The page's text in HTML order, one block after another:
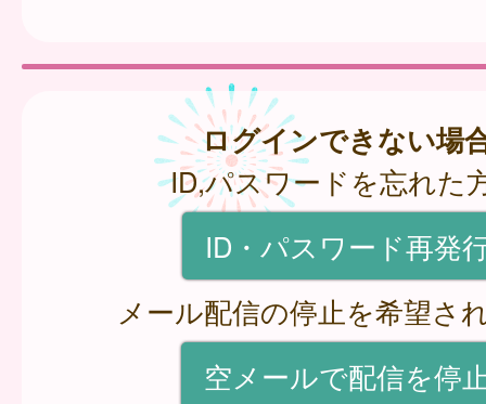
ログインできない場
ID,パスワードを忘れた
ID・パスワード再発
メール配信の停止を希望さ
空メールで配信を停